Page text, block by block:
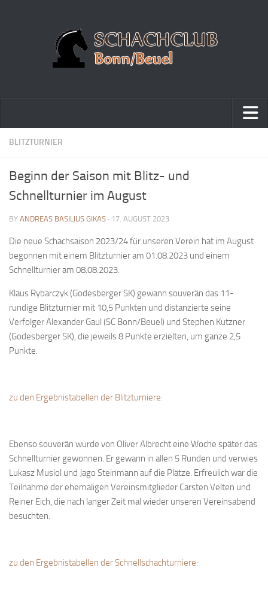
Home
Vereinsmeisterschaft
Vereinspokalturnier
Vereinsschnellschachmeisterschaft
Blitzturnierserie
Schnellturnierserie
Sommerturnier
Bonner Schnellschachturniere
Mannschaften
3. Mannschaft
Jugendschach
Schach online
1.Online Schachturnierserie
Termine
Vorstand
BLITZTURNIER
Beginn der Saison mit Blitz- und
Schnellturnier im August
BY ANDREAS BASILIUS GIKAS · 17. AUGUST 2023
Die neue Schachsaison 2023/24 für unseren Verein hat im August
begonnen mit einem Blitzturnier am 01.08.2023 und einem
Schnellturnier am 08.08.2023.
Klaus Rybarczyk (Godesberger SK) gewann souverän das 11-
rundige Blitzturnier mit 10,5 Punkten und distanzierte seine
Verfolger Alexander Gaul (SC Bonn/Beuel) und Stephen Kutzner
(Godesberger SK), die jeweils 8 Punkte erzielten, um ganze 2,5
Punkte.
zu den Ergebnistabellen der Blitzturniere:
Ebenso souverän wurde von Oliver Albrecht eine Woche später das
Schnellturnier gewonnen. Er gewann in allen 5 Runden und verwies
Lukasz Musiol und Jago Steinmann auf die Plätze. Erfreulich war die
Teilnahme der ehemaligen Vereinsmitglieder Carsten Velten und
Reiner Eich, die nach langer Zeit mal wieder unseren Vereinsabend
besuchten.
zu den Ergebnistabellen der Schnellschachturniere: